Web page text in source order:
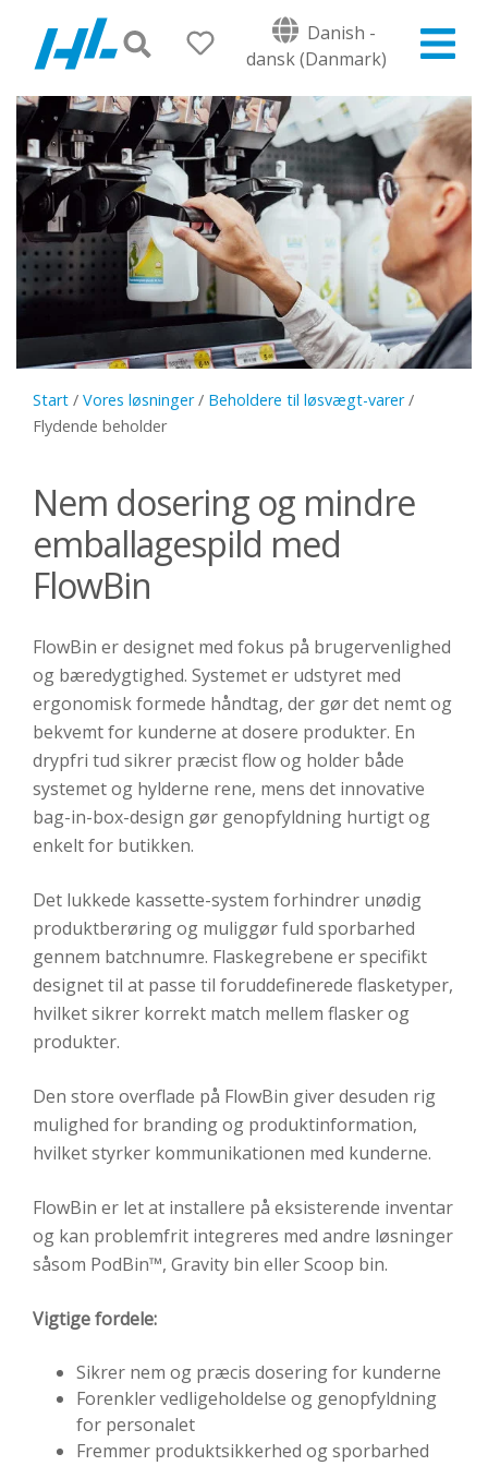
Danish -
dansk (Danmark)
Start / Vores løsninger/ Beholdere til løsvægt-varer/
Flydende beholder
Nem dosering og mindre
emballagespild med
FlowBin
FlowBin er designet med fokus på brugervenlighed
og bæredygtighed. Systemet er udstyret med
ergonomisk formede håndtag, der gør det nemt og
bekvemt for kunderne at dosere produkter. En
drypfri tud sikrer præcist flow og holder både
systemet og hylderne rene, mens det innovative
bag-in-box-design gør genopfyldning hurtigt og
enkelt for butikken.
Det lukkede kassette-system forhindrer unødig
produktberøring og muliggør fuld sporbarhed
gennem batchnumre. Flaskegrebene er specifikt
designet til at passe til foruddefinerede flasketyper,
hvilket sikrer korrekt match mellem flasker og
produkter.
Den store overflade på FlowBin giver desuden rig
mulighed for branding og produktinformation,
hvilket styrker kommunikationen med kunderne.
FlowBin er let at installere på eksisterende inventar
og kan problemfrit integreres med andre løsninger
såsom PodBin™, Gravity bin eller Scoop bin.
Vigtige fordele:
Sikrer nem og præcis dosering for kunderne
Forenkler vedligeholdelse og genopfyldning
for personalet
Fremmer produktsikkerhed og sporbarhed